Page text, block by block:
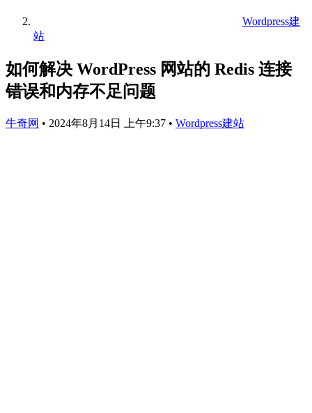
Wordpress建
站
如何解决 WordPress 网站的 Redis 连接
错误和内存不足问题
牛奇网 • 2024年8月14日 上午9:37 • Wordpress建站